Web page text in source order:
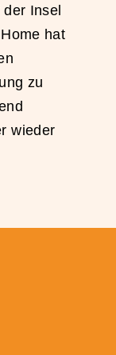
Insel
hat
zu
wieder